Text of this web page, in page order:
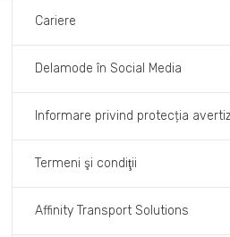
Cariere
Delamode în Social Media
Informare privind protecția
Termeni şi condiţii
Affinity Transport Solutions